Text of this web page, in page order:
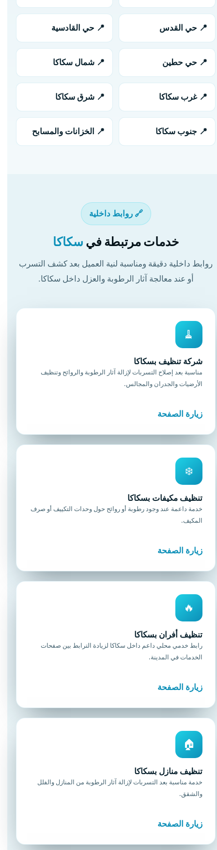
📍 حي القدس 📍 حي القادسية
📍 حي حطين 📍 شمال سكاكا
📍 غرب سكاكا 📍 شرق سكاكا
📍 جنوب سكاكا 📍 الخزانات والمسابح
🔗 روابط داخلية
خدمات مرتبطة فيسكاكا
روابط داخلية دقيقة ومناسبة لنية العميل بعد كشف التسرب
أو عند معالجة آثار الرطوبة والعزل داخل سكاكا.
🧹
شركة تنظيف بسكاكا
مناسبة بعد إصلاح التسربات لإزالة آثار الرطوبة والروائح وتنظيف
الأرضيات والجدران والمجالس.
زيارة الصفحة
❄️
تنظيف مكيفات بسكاكا
خدمة داعمة عند وجود رطوبة أو روائح حول وحدات التكييف أو صرف
المكيف.
زيارة الصفحة
🔥
تنظيف أفران بسكاكا
رابط خدمي محلي داعم داخل سكاكا لزيادة الترابط بين صفحات
الخدمات في المدينة.
زيارة الصفحة
🏠
تنظيف منازل بسكاكا
خدمة مناسبة بعد التسربات لإزالة آثار الرطوبة من المنازل والفلل
والشقق.
زيارة الصفحة